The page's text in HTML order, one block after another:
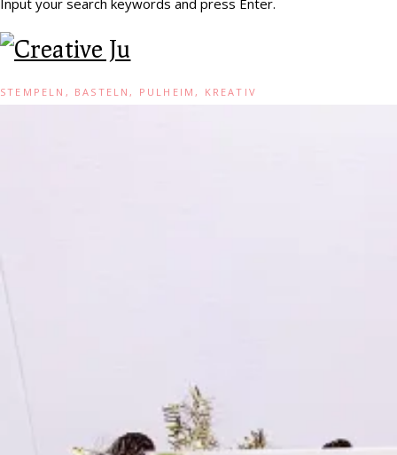
Input your search keywords and press Enter.
STEMPELN, BASTELN, PULHEIM, KREATIV